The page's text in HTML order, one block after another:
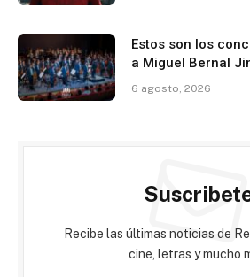
Estos son los
a Miguel Bernal
6 agosto, 2026
Recibe las últimas noticias de
cine, letras y mucho